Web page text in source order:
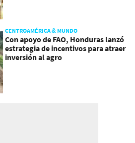
CENTROAMÉRICA & MUNDO
Con apoyo de FAO, Honduras lanzó
estrategia de incentivos para atraer
inversión al agro